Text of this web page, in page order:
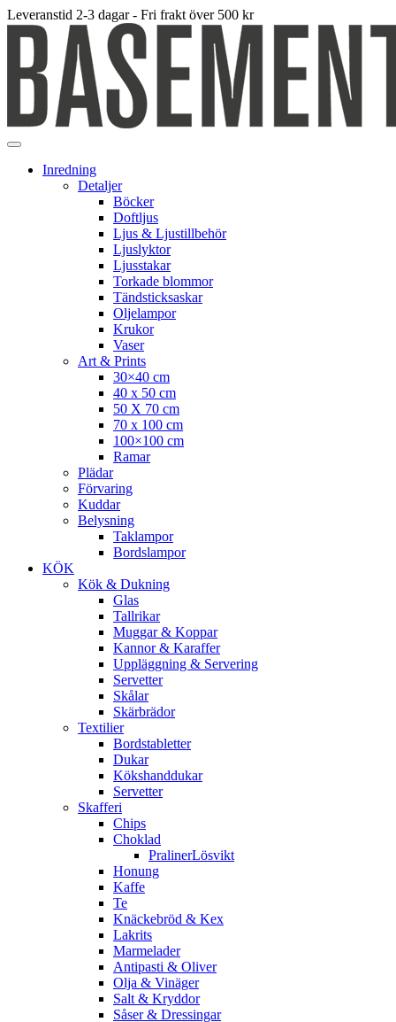
Leveranstid 2-3 dagar - Fri frakt över 500 kr
Inredning
Detaljer
Böcker
Doftljus
Ljus & Ljustillbehör
Ljuslyktor
Ljusstakar
Torkade blommor
Tändsticksaskar
Oljelampor
Krukor
Vaser
Art & Prints
30×40 cm
40 x 50 cm
50 X 70 cm
70 x 100 cm
100×100 cm
Ramar
Plädar
Förvaring
Kuddar
Belysning
Taklampor
Bordslampor
KÖK
Kök & Dukning
Glas
Tallrikar
Muggar & Koppar
Kannor & Karaffer
Uppläggning & Servering
Servetter
Skålar
Skärbrädor
Textilier
Bordstabletter
Dukar
Kökshanddukar
Servetter
Skafferi
Chips
Choklad
PralinerLösvikt
Honung
Kaffe
Te
Knäckebröd & Kex
Lakrits
Marmelader
Antipasti & Oliver
Olja & Vinäger
Salt & Kryddor
Såser & Dressingar